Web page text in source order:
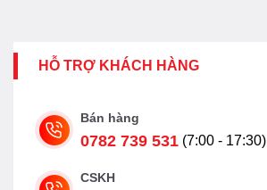
HỖ TRỢ KHÁCH HÀNG
Bán hàng
0782 739 531 (7:00 - 17:30)
CSKH